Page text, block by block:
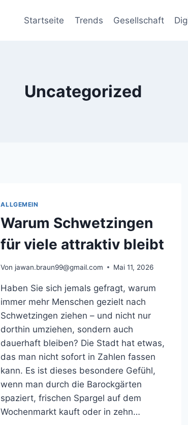
Startseite Trends Gesellschaft
Uncategorized
ALLGEMEIN
Warum Schwetzingen
für viele attraktiv bleibt
Von jawan.braun99@gmail.com Mai 11, 2026
Haben Sie sich jemals gefragt, warum
immer mehr Menschen gezielt nach
Schwetzingen ziehen – und nicht nur
dorthin umziehen, sondern auch
dauerhaft bleiben? Die Stadt hat etwas,
das man nicht sofort in Zahlen fassen
kann. Es ist dieses besondere Gefühl,
wenn man durch die Barockgärten
spaziert, frischen Spargel auf dem
Wochenmarkt kauft oder in zehn…